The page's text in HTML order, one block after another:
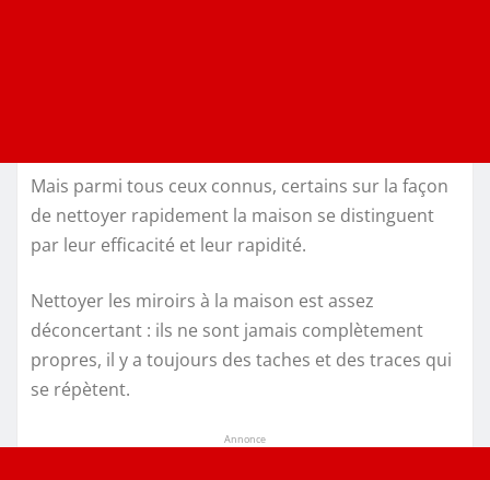
Mais parmi tous ceux connus, certains sur la façon
de nettoyer rapidement la maison se distinguent
par leur efficacité et leur rapidité.
Nettoyer les miroirs à la maison est assez
déconcertant : ils ne sont jamais complètement
propres, il y a toujours des taches et des traces qui
se répètent.
Annonce